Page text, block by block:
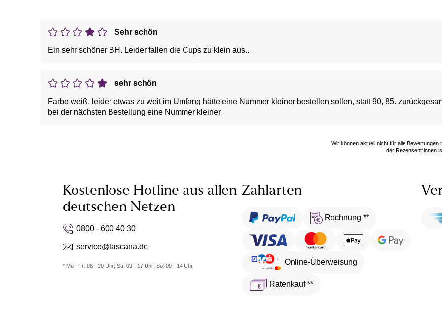
Sehr schön
Ein sehr schöner BH. Leider fallen die Cups zu klein aus..
sehr schön
Farbe weiß, leider etwas zu weit im Umfang hätte eine Nummer kleiner bestellen sollen, statt 90, 85.
bei der nächsten Bestellung eine Nummer kleiner.
Wir können aktuell nicht für alle
der Rezensent*innen
Kostenlose Hotline aus allen
deutschen Netzen
0800 - 600 40 30
service@lascana.de
* Mo - Fr: 08 - 20 Uhr; Sa: 09 - 17 Uhr; So: 09 - 14 Uhr.
Zahlarten
Rechnung **
Online-Überweisung
Ratenkauf **